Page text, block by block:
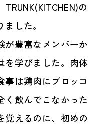
の
した。
が豊富なメンバーか
を学びました。肉体
事は鶏肉にブロッコ
く飲んでこなかった
覚えるのに、初めの